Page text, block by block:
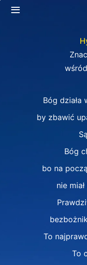
Bóg
by zbawić
Bóg
bo na
nie
To
To